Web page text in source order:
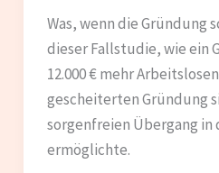
Was, wenn die Gründung
dieser Fallstudie, wie ein
12.000 € mehr
gescheiterten Gründung
sorgenfreien Übergang in
ermöglichte.